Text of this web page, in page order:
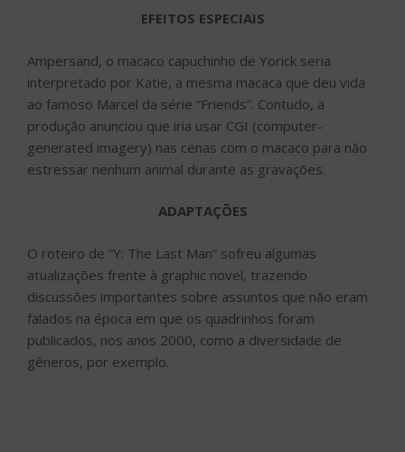
EFEITOS ESPECIAIS
Ampersand, o macaco capuchinho de Yorick seria
interpretado por Katie, a mesma macaca que deu vida
ao famoso Marcel da série “Friends”. Contudo, a
produção anunciou que iria usar CGI (computer-
generated imagery) nas cenas com o macaco para não
estressar nenhum animal durante as gravações.
ADAPTAÇÕES
O roteiro de “Y: The Last Man” sofreu algumas
atualizações frente à graphic novel, trazendo
discussões importantes sobre assuntos que não eram
falados na época em que os quadrinhos foram
publicados, nos anos 2000, como a diversidade de
gêneros, por exemplo.